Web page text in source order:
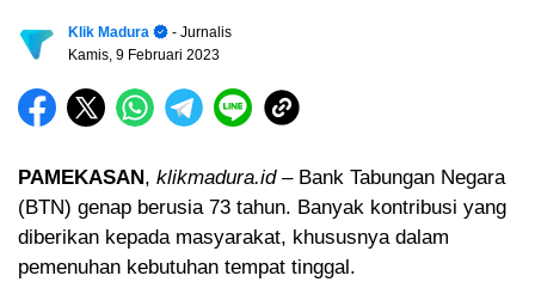
Klik Madura
- Jurnalis
Kamis, 9 Februari 2023
PAMEKASAN, klikmadura.id– Bank Tabungan Negara
(BTN) genap berusia 73 tahun. Banyak kontribusi yang
diberikan kepada masyarakat, khususnya dalam
pemenuhan kebutuhan tempat tinggal.